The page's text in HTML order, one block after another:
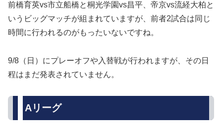
前橋育英vs市立船橋と桐光学園vs昌平、帝京vs流経大柏と
いうビッグマッチが組まれていますが、前者2試合は同じ
時間に行われるのがもったいないですね。
9/8（日）にプレーオフや入替戦が行われますが、その日
程はまだ発表されていません。
Aリーグ